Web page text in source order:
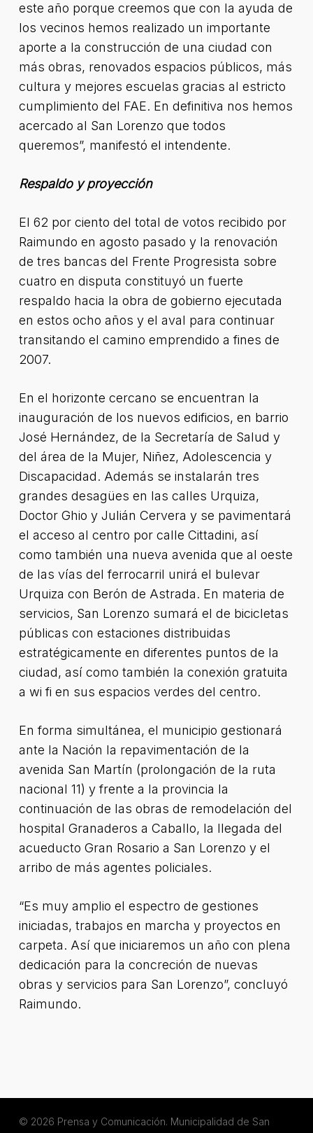
este año porque creemos que con la ayuda de
los vecinos hemos realizado un importante
aporte a la construcción de una ciudad con
más obras, renovados espacios públicos, más
cultura y mejores escuelas gracias al estricto
cumplimiento del FAE. En definitiva nos hemos
acercado al San Lorenzo que todos
queremos”, manifestó el intendente.
Respaldo y proyección
El 62 por ciento del total de votos recibido por
Raimundo en agosto pasado y la renovación
de tres bancas del Frente Progresista sobre
cuatro en disputa constituyó un fuerte
respaldo hacia la obra de gobierno ejecutada
en estos ocho años y el aval para continuar
transitando el camino emprendido a fines de
2007.
En el horizonte cercano se encuentran la
inauguración de los nuevos edificios, en barrio
José Hernández, de la Secretaría de Salud y
del área de la Mujer, Niñez, Adolescencia y
Discapacidad. Además se instalarán tres
grandes desagües en las calles Urquiza,
Doctor Ghio y Julián Cervera y se pavimentará
el acceso al centro por calle Cittadini, así
como también una nueva avenida que al oeste
de las vías del ferrocarril unirá el bulevar
Urquiza con Berón de Astrada. En materia de
servicios, San Lorenzo sumará el de bicicletas
públicas con estaciones distribuidas
estratégicamente en diferentes puntos de la
ciudad, así como también la conexión gratuita
a wi fi en sus espacios verdes del centro.
En forma simultánea, el municipio gestionará
ante la Nación la repavimentación de la
avenida San Martín (prolongación de la ruta
nacional 11) y frente a la provincia la
continuación de las obras de remodelación del
hospital Granaderos a Caballo, la llegada del
acueducto Gran Rosario a San Lorenzo y el
arribo de más agentes policiales.
“Es muy amplio el espectro de gestiones
iniciadas, trabajos en marcha y proyectos en
carpeta. Así que iniciaremos un año con plena
dedicación para la concreción de nuevas
obras y servicios para San Lorenzo”, concluyó
Raimundo.
© 2026 Prensa y Comunicación. Municipalidad de San